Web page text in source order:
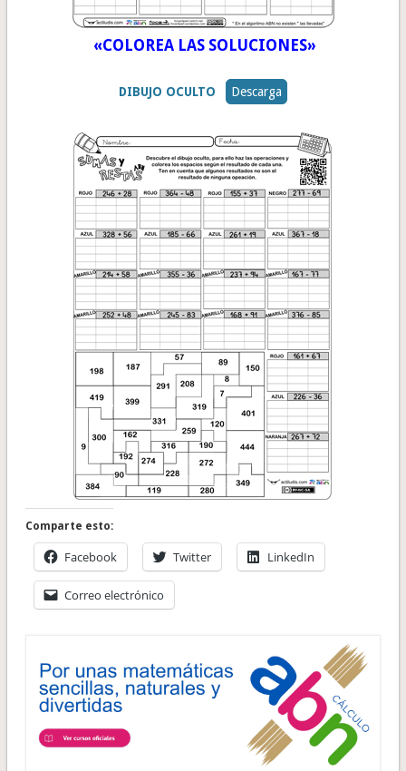
«COLOREA LAS SOLUCIONES»
DIBUJO OCULTO Descarga
Comparte esto:
Facebook Twitter LinkedIn
Correo electrónico